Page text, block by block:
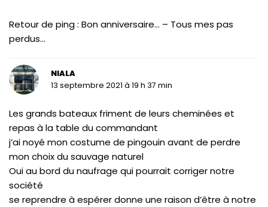
Retour de ping : Bon anniversaire… – Tous mes pas
perdus…
NIALA
13 septembre 2021 à 19 h 37 min
Les grands bateaux friment de leurs cheminées et
repas à la table du commandant
j’ai noyé mon costume de pingouin avant de perdre
mon choix du sauvage naturel
Oui au bord du naufrage qui pourrait corriger notre
société
se reprendre à espérer donne une raison d’être à notre